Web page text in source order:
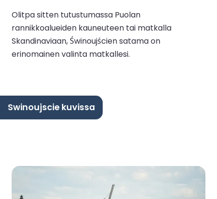
Olitpa sitten tutustumassa Puolan
rannikkoalueiden kauneuteen tai matkalla
Skandinaviaan, Świnoujścien satama on
erinomainen valinta matkallesi.
Swinoujscie kuvissa